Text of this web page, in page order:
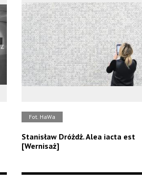
Fot. HaWa
Stanisław Dróżdż. Alea iacta est
[Wernisaż]